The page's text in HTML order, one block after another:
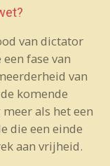
van dictator
fase van
van
komende
als het een
die een einde
aan vrijheid.